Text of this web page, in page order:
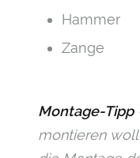
Hammer
Zange
Montage-Tipp
montieren